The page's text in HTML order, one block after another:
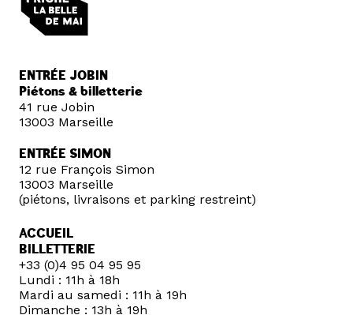
ENTRÉE JOBIN
Piétons & billetterie
41 rue Jobin
13003 Marseille
ENTRÉE SIMON
12 rue François Simon
13003 Marseille
(piétons, livraisons et parking restreint)
ACCUEIL
BILLETTERIE
+33 (0)4 95 04 95 95
Lundi : 11h à 18h
Mardi au samedi : 11h à 19h
Dimanche : 13h à 19h